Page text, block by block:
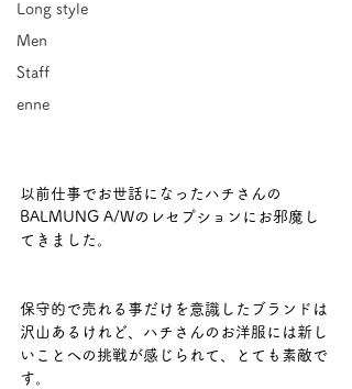
Long style
Men
Staff
enne
以前仕事でお世話になったハチさんの
BALMUNG A/Wのレセプションにお邪魔し
てきました。
保守的で売れる事だけを意識したブランドは
沢山あるけれど、ハチさんのお洋服には新し
いことへの挑戦が感じられて、とても素敵で
す。